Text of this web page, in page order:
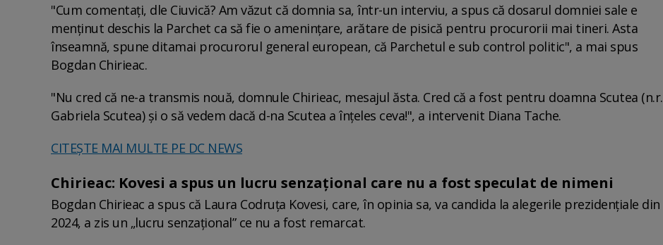
"Cum comentaţi, dle Ciuvică? Am văzut că domnia sa, într-un interviu, a spus că dosarul domniei sale e
menţinut deschis la Parchet ca să fie o ameninţare, arătare de pisică pentru procurorii mai tineri. Asta
înseamnă, spune ditamai procurorul general european, că Parchetul e sub control politic", a mai spus
Bogdan Chirieac.
"Nu cred că ne-a transmis nouă, domnule Chirieac, mesajul ăsta. Cred că a fost pentru doamna Scutea (n.r.
Gabriela Scutea) şi o să vedem dacă d-na Scutea a înţeles ceva!", a intervenit Diana Tache.
CITEŞTE MAI MULTE PE DC NEWS
Chirieac: Kovesi a spus un lucru senzațional care nu a fost speculat de nimeni
Bogdan Chirieac a spus că Laura Codruța Kovesi, care, în opinia sa, va candida la alegerile prezidențiale din
2024, a zis un „lucru senzațional” ce nu a fost remarcat.